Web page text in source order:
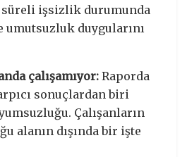
işsizlik durumunda
umutsuzluk duygularını
çalışamıyor: Raporda
sonuçlardan biri
Çalışanların
alanın dışında bir işte